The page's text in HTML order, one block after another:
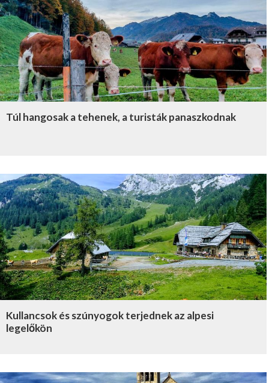
Túl hangosak a tehenek, a turisták panaszkodnak
Kullancsok és szúnyogok terjednek az alpesi
legelőkön